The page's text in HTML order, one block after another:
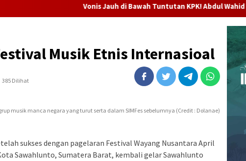
Vonis Jauh di Bawah Tuntutan KPK! Abdul Wahid Divonis 2
Musik Etnis Internasioal
385 Dilihat
musik manca negara yang turut serta dalam SIMFes sebelumnya (Credit : Dolanae)
sukses dengan pagelaran Festival Wayang Nusantara April
Sawahlunto, Sumatera Barat, kembali gelar Sawahlunto